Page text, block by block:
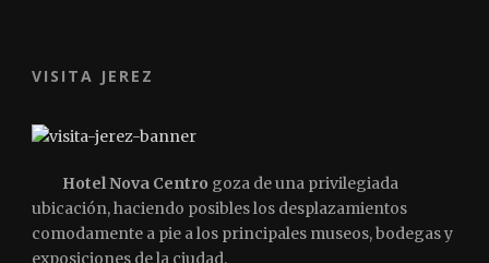
VISITA JEREZ
Hotel Nova Centro goza de una privilegiada
ubicación, haciendo posibles los desplazamientos
comodamente a pie a los principales museos, bodegas y
exposiciones de la ciudad.